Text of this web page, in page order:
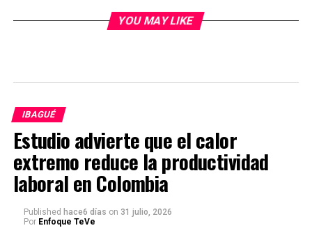
YOU MAY LIKE
IBAGUÉ
Estudio advierte que el calor
extremo reduce la productividad
laboral en Colombia
Published hace6 días on 31 julio, 2026
Por Enfoque TeVe